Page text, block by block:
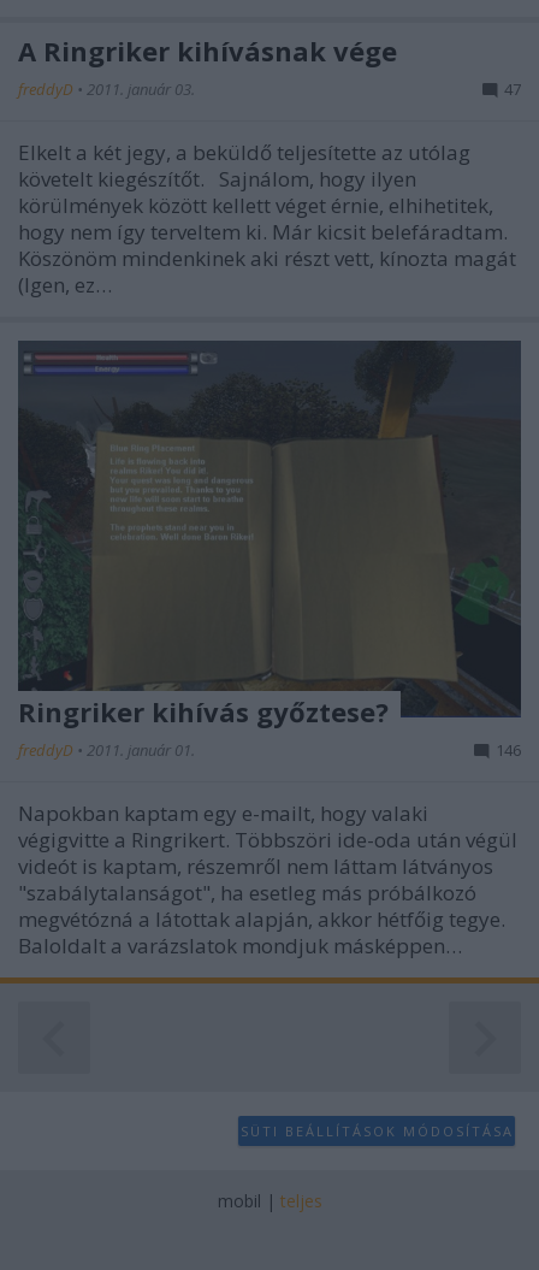
A Ringriker kihívásnak vége
freddyD • 2011. január 03. 47
Elkelt a két jegy, a beküldő teljesítette az utólag
követelt kiegészítőt. Sajnálom, hogy ilyen
körülmények között kellett véget érnie, elhihetitek,
hogy nem így terveltem ki. Már kicsit belefáradtam.
Köszönöm mindenkinek aki részt vett, kínozta magát
(Igen, ez…
Ringriker kihívás győztese?
freddyD • 2011. január 01. 146
Napokban kaptam egy e-mailt, hogy valaki
végigvitte a Ringrikert. Többszöri ide-oda után végül
videót is kaptam, részemről nem láttam látványos
"szabálytalanságot", ha esetleg más próbálkozó
megvétózná a látottak alapján, akkor hétfőig tegye.
Baloldalt a varázslatok mondjuk másképpen…
SÜTI BEÁLLÍTÁSOK MÓDOSÍTÁSA
mobil | teljes